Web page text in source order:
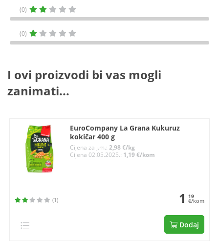
(0)
(0)
I ovi proizvodi bi vas mogli
zanimati...
EuroCompany La Grana Kukuruz
kokičar 400 g
Cijena za j.m.: 2,98 €/kg
Cijena 02.05.2025.: 1,19 €/kom
(1) 1 19
€/kom
Dodaj